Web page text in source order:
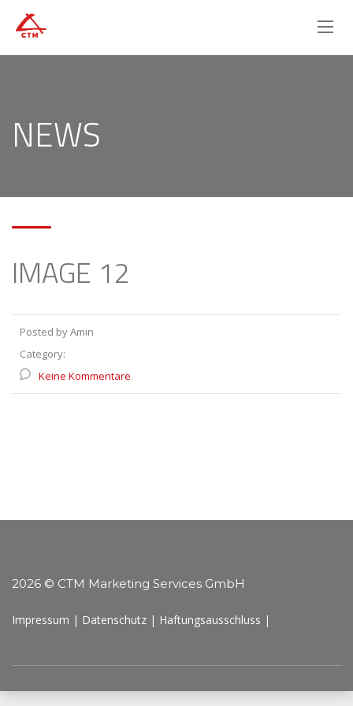
NEWS
IMAGE 12
Posted by Amin
Category:
Keine Kommentare
2026 © CTM Marketing Services GmbH
Impressum | Datenschutz | Haftungsausschluss |